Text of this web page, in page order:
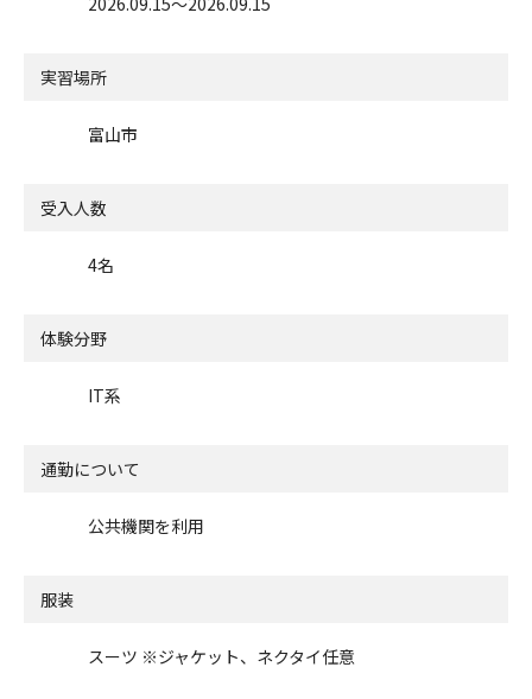
実習場所
富山市
受入人数
4名
体験分野
IT系
通勤について
公共機関を利用
服装
スーツ ※ジャケット、ネクタイ任意